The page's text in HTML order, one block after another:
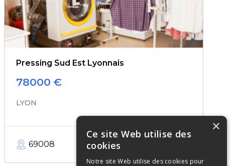
Pressing Sud Est Lyonnais
78000 €
LYON
69008
×
Ce site Web utilise des
cookies
Notre site Web utilise des cookies pour